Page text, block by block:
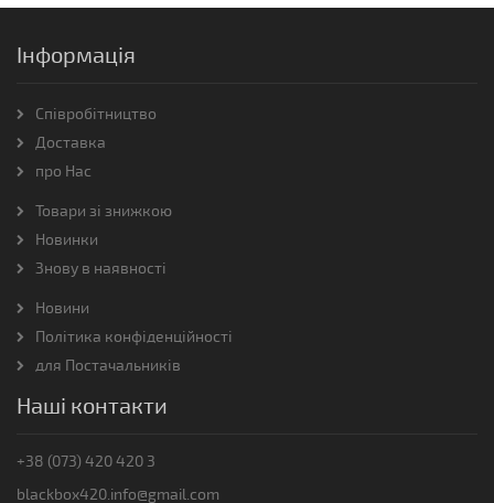
Інформація
Співробітництво
Доставка
про Нас
Товари зі знижкою
Новинки
Знову в наявності
Новини
Політика конфіденційності
для Постачальників
Наші контакти
+38 (073) 420 420 3
blackbox420.info@gmail.com